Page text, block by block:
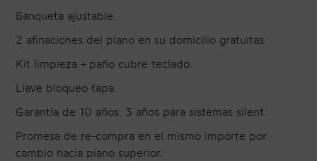
Banqueta ajustable.
2 afinaciones del piano en su domicilio gratuitas.
Kit limpieza + paño cubre teclado.
Llave bloqueo tapa.
Garantía de 10 años. 3 años para sistemas silent.
Promesa de re-compra en el mismo importe por
cambio hacia piano superior.